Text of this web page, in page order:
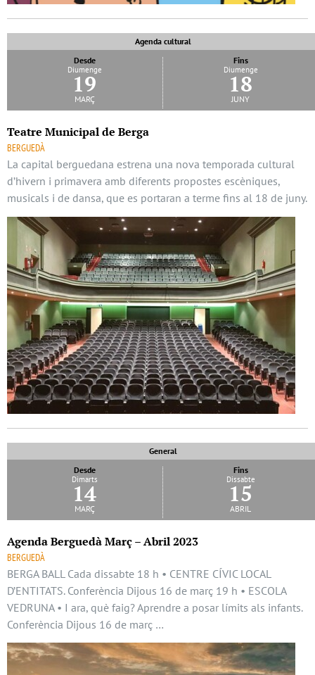
Agenda cultural
Desde
Diumenge
19
març
Fins
Diumenge
18
juny
Teatre Municipal de Berga
BERGUEDÀ
La capital berguedana estrena una nova temporada cultural
d’hivern i primavera amb diferents propostes escèniques,
musicals i de dansa, que es portaran a terme fins al 18 de juny.
General
Desde
Dimarts
14
març
Fins
Dissabte
15
abril
Agenda Berguedà Març – Abril 2023
BERGUEDÀ
BERGA BALL Cada dissabte 18 h • CENTRE CÍVIC LOCAL
D’ENTITATS. Conferència Dijous 16 de març 19 h • ESCOLA
VEDRUNA • I ara, què faig? Aprendre a posar límits als infants.
Conferència Dijous 16 de març …